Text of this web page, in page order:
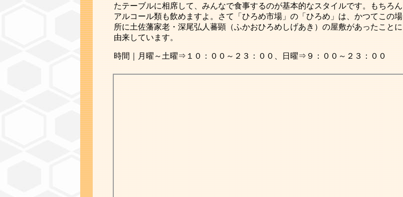
たテーブルに相席して、みんなで食事するのが基本的なスタイルです。もちろん
アルコール類も飲めますよ。さて「ひろめ市場」の「ひろめ」は、かつてこの場
所に土佐藩家老・深尾弘人蕃顕（ふかおひろめしげあき）の屋敷があったことに
由来しています。
時間｜月曜～土曜⇒１０：００～２３：００、日曜⇒９：００～２３：００